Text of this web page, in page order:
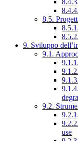
8.5.
9. Sviluppo
9.1.
9.2.
use